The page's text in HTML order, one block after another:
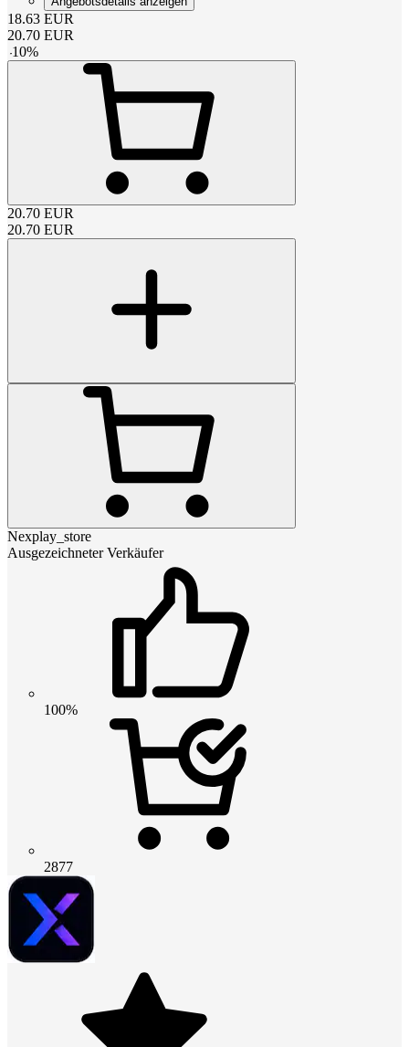
18.63 EUR
20.70 EUR
-10%
20.70 EUR
20.70 EUR
Nexplay_store
Ausgezeichneter Verkäufer
100%
2877